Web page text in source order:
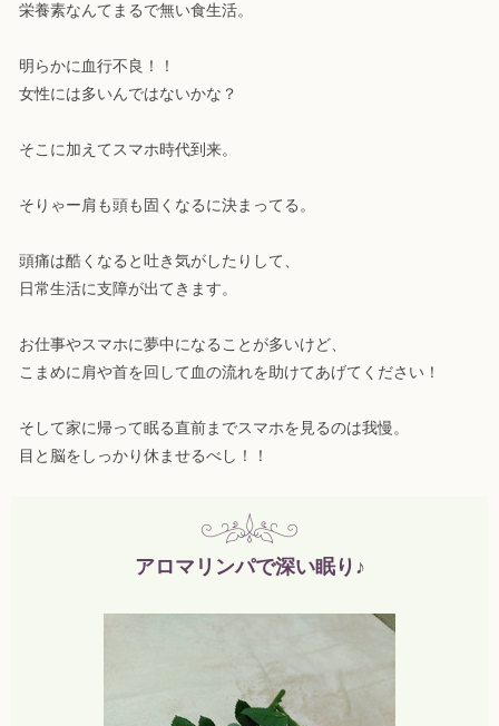
栄養素なんてまるで無い食生活。
明らかに血行不良！！
女性には多いんではないかな？
そこに加えてスマホ時代到来。
そりゃー肩も頭も固くなるに決まってる。
頭痛は酷くなると吐き気がしたりして、
日常生活に支障が出てきます。
お仕事やスマホに夢中になることが多いけど、
こまめに肩や首を回して血の流れを助けてあげてください！
そして家に帰って眠る直前までスマホを見るのは我慢。
目と脳をしっかり休ませるべし！！
アロマリンパで深い眠り♪